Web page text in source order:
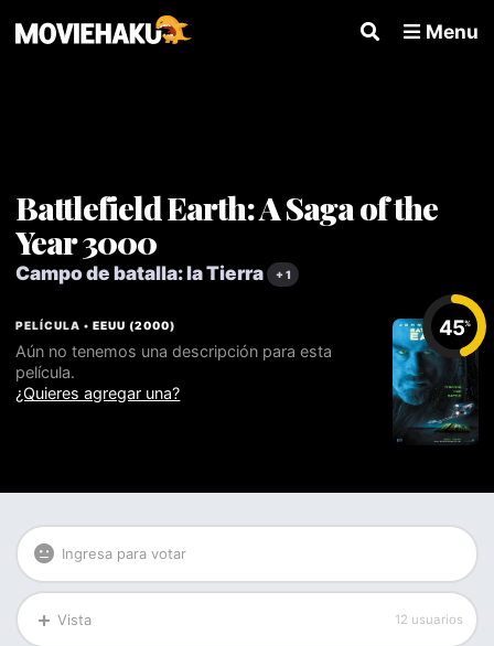
Menu
Battlefield Earth: A Saga of the
Year 3000
Campo de batalla: la Tierra + 1
45%
PELÍCULA •EEUU (2000)
Aún no tenemos una descripción para esta
película.
¿Quieres agregar una?
Ingresa para votar
Vista 12 usuarios